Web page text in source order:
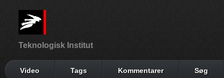
Teknologisk Institut
Video Tags Kommentarer Søg